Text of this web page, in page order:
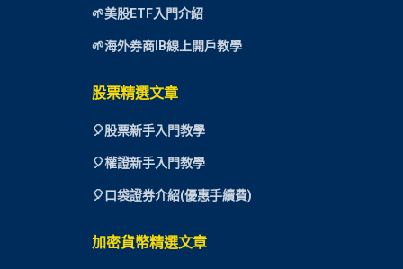
🌱美股ETF入門介紹
🌱海外券商IB線上開戶教學
股票精選文章
🎈股票新手入門教學
🎈權證新手入門教學
🎈口袋證券介紹(優惠手續費)
加密貨幣精選文章